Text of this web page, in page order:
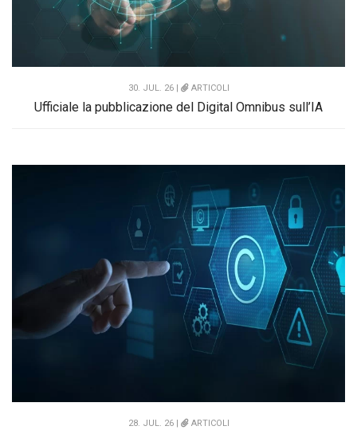
30. JUL. 26 | ARTICOLI
Ufficiale la pubblicazione del Digital Omnibus sull’IA
28. JUL. 26 | ARTICOLI